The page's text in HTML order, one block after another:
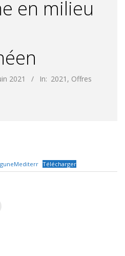
en milieu
2021 In: 2021 , Offres
Télécharger